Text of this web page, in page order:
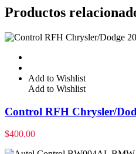
Productos
Add to Wishlist
Add to Wishlist
Control RFH Chrysler/
$400.00